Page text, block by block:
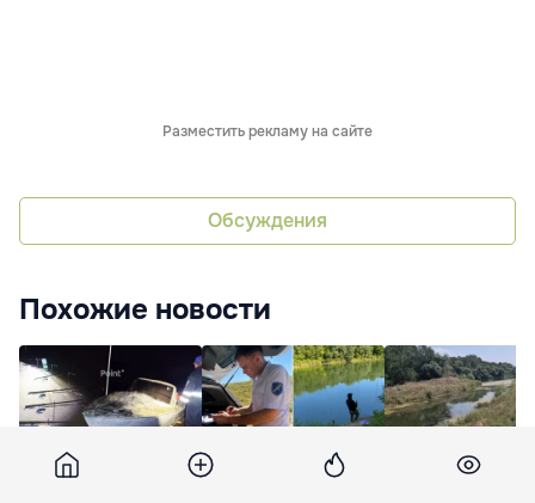
Разместить рекламу на сайте
Обсуждения
Похожие новости
Инспекторы по
охране окружающей
Инспекторы по
охране окружающей
Проверки на